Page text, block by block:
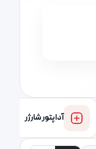
آداپتور شارژر